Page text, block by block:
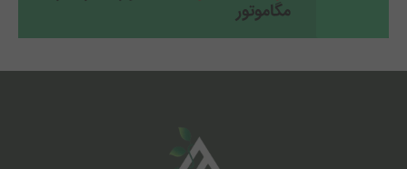
مگاموتور